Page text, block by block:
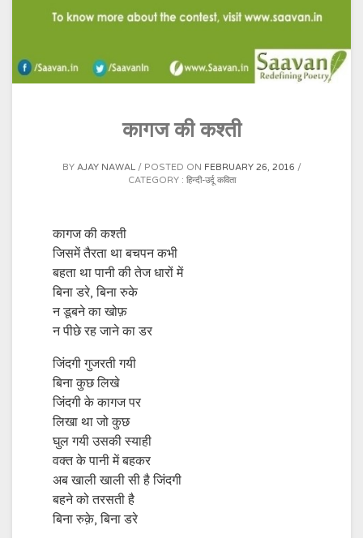
कागज की कश्ती
BY AJAY NAWAL POSTED ON FEBRUARY 26, 2016
CATEGORY : हिन्दी-उर्दू कविता
कागज की कश्ती
जिसमें तैरता था बचपन कभी
बहता था पानी की तेज धारों में
बिना डरे, बिना रुके
न डूबने का खोफ़
न पीछे रह जाने का डर
जिंदगी गुजरती गयी
बिना कुछ लिखे
जिंदगी के कागज पर
लिखा था जो कुछ
घुल गयी उसकी स्याही
वक्त के पानी में बहकर
अब खाली खाली सी है जिंदगी
बहने को तरसती है
बिना रुक़े, बिना डरे